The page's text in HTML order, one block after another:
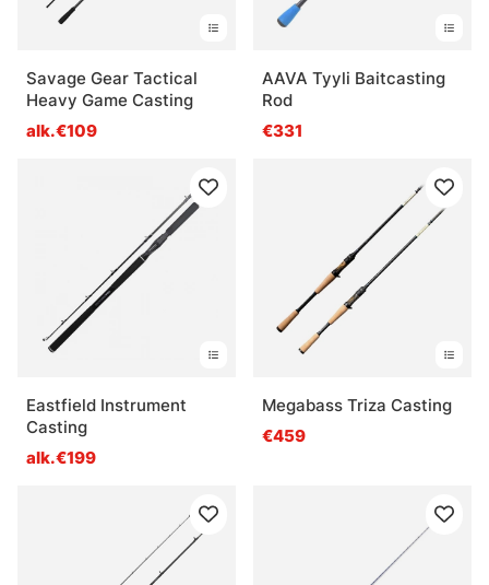
Savage Gear Tactical
Heavy Game Casting
alk.€109
AAVA Tyyli Baitcasting
Rod
€331
Eastfield Instrument
Casting
alk.€199
Megabass Triza Casting
€459